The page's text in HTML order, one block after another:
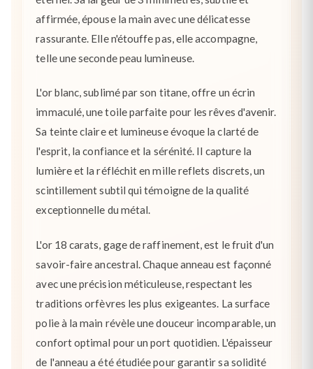
affirmée, épouse la main avec une délicatesse
rassurante. Elle n'étouffe pas, elle accompagne,
telle une seconde peau lumineuse.
L'or blanc, sublimé par son titane, offre un écrin
immaculé, une toile parfaite pour les rêves d'avenir.
Sa teinte claire et lumineuse évoque la clarté de
l'esprit, la confiance et la sérénité. Il capture la
lumière et la réfléchit en mille reflets discrets, un
scintillement subtil qui témoigne de la qualité
exceptionnelle du métal.
L'or 18 carats, gage de raffinement, est le fruit d'un
savoir-faire ancestral. Chaque anneau est façonné
avec une précision méticuleuse, respectant les
traditions orfèvres les plus exigeantes. La surface
polie à la main révèle une douceur incomparable, un
confort optimal pour un port quotidien. L'épaisseur
de l'anneau a été étudiée pour garantir sa solidité